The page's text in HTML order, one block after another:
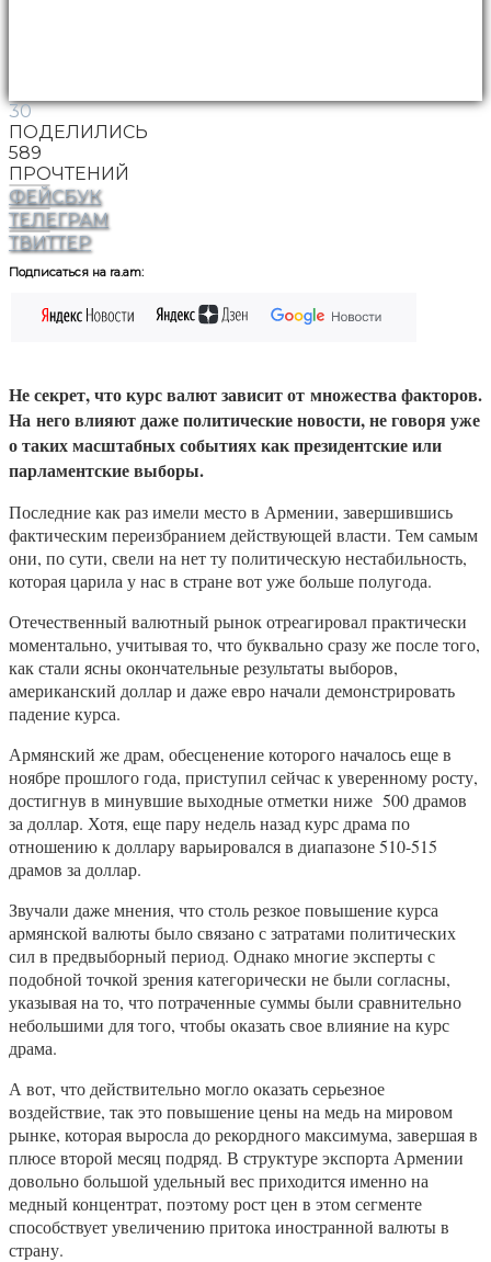
30
ПОДЕЛИЛИСЬ
589
ПРОЧТЕНИЙ
ФЕЙСБУК
ТЕЛЕГРАМ
ТВИТТЕР
Подписаться на ra.am:
Не секрет, что курс валют зависит от множества факторов.
На него влияют даже политические новости, не говоря уже
о таких масштабных событиях как президентские или
парламентские выборы.
Последние как раз имели место в Армении, завершившись
фактическим переизбранием действующей власти. Тем самым
они, по сути, свели на нет ту политическую нестабильность,
которая царила у нас в стране вот уже больше полугода.
Отечественный валютный рынок отреагировал практически
моментально, учитывая то, что буквально сразу же после того,
как стали ясны окончательные результаты выборов,
американский доллар и даже евро начали демонстрировать
падение курса.
Армянский же драм, обесценение которого началось еще в
ноябре прошлого года, приступил сейчас к уверенному росту,
достигнув в минувшие выходные отметки ниже 500 драмов
за доллар. Хотя, еще пару недель назад курс драма по
отношению к доллару варьировался в диапазоне 510-515
драмов за доллар.
Звучали даже мнения, что столь резкое повышение курса
армянской валюты было связано с затратами политических
сил в предвыборный период. Однако многие эксперты с
подобной точкой зрения категорически не были согласны,
указывая на то, что потраченные суммы были сравнительно
небольшими для того, чтобы оказать свое влияние на курс
драма.
А вот, что действительно могло оказать серьезное
воздействие, так это повышение цены на медь на мировом
рынке, которая выросла до рекордного максимума, завершая в
плюсе второй месяц подряд. В структуре экспорта Армении
довольно большой удельный вес приходится именно на
медный концентрат, поэтому рост цен в этом сегменте
способствует увеличению притока иностранной валюты в
страну.